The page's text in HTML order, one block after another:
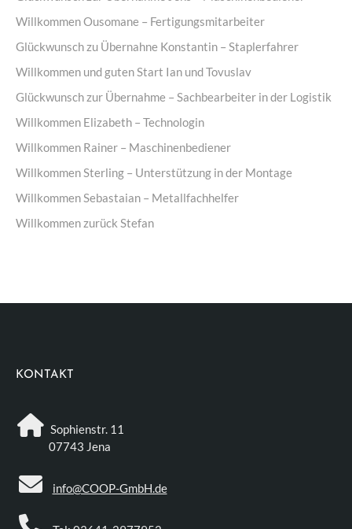
Willkommen Ousomane – Fertigungsmitarbeiter
Glückwunsch zu Übernahne Konstantin – Staplerfahrer
Willkommen und guten Start Ian und Tovuslav
Glückwunsch zur Übernahme – Sachbearbeiter in der Logistik
Willkommen Elizabeth – Technologin
Willkommen Rainer – Maschinenbediener
Willkommen Sterling – Unterstützung in der Montage
Willkommen Sebastaian – Metallfachhelfer
Willkommen zurück Stefan
KONTAKT
Sophienstr. 11
07743 Jena
info@COOP-GmbH.de